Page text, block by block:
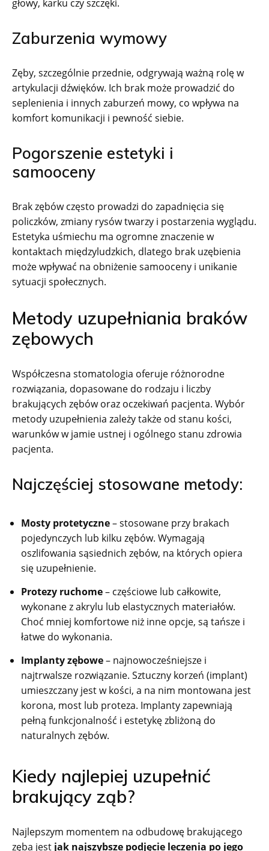
głowy, karku czy szczęki.
Zaburzenia wymowy
Zęby, szczególnie przednie, odgrywają ważną rolę w
artykulacji dźwięków. Ich brak może prowadzić do
seplenienia i innych zaburzeń mowy, co wpływa na
komfort komunikacji i pewność siebie.
Pogorszenie estetyki i
samooceny
Brak zębów często prowadzi do zapadnięcia się
policzków, zmiany rysów twarzy i postarzenia wyglądu.
Estetyka uśmiechu ma ogromne znaczenie w
kontaktach międzyludzkich, dlatego brak uzębienia
może wpływać na obniżenie samooceny i unikanie
sytuacji społecznych.
Metody uzupełniania braków
zębowych
Współczesna stomatologia oferuje różnorodne
rozwiązania, dopasowane do rodzaju i liczby
brakujących zębów oraz oczekiwań pacjenta. Wybór
metody uzupełnienia zależy także od stanu kości,
warunków w jamie ustnej i ogólnego stanu zdrowia
pacjenta.
Najczęściej stosowane metody:
Mosty protetyczne– stosowane przy brakach
pojedynczych lub kilku zębów. Wymagają
oszlifowania sąsiednich zębów, na których opiera
się uzupełnienie.
Protezy ruchome– częściowe lub całkowite,
wykonane z akrylu lub elastycznych materiałów.
Choć mniej komfortowe niż inne opcje, są tańsze i
łatwe do wykonania.
Implanty zębowe– najnowocześniejsze i
najtrwalsze rozwiązanie. Sztuczny korzeń (implant)
umieszczany jest w kości, a na nim montowana jest
korona, most lub proteza. Implanty zapewniają
pełną funkcjonalność i estetykę zbliżoną do
naturalnych zębów.
Kiedy najlepiej uzupełnić
brakujący ząb?
Najlepszym momentem na odbudowę brakującego
zęba jest jak najszybsze podjęcie leczenia po jego